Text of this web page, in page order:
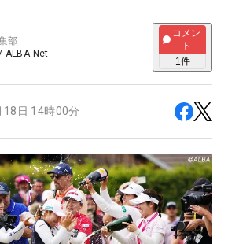
部
ALBA Net
コメン
ト
1件
18日 14時00分